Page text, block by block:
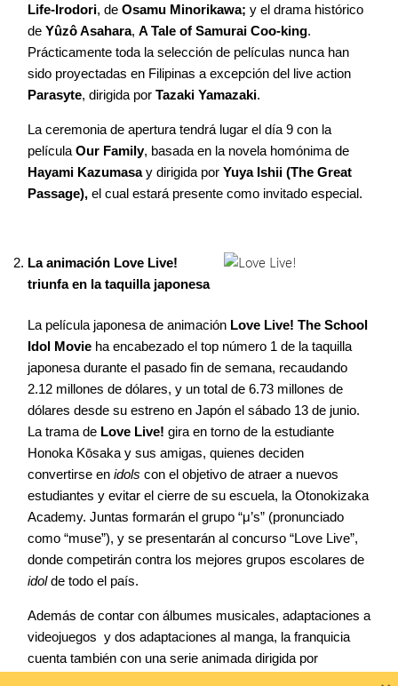
Life-Irodori, de Osamu Minorikawa; y el drama histórico
de Yûzô Asahara, A Tale of Samurai Coo-king.
Prácticamente toda la selección de películas nunca han
sido proyectadas en Filipinas a excepción del live action
Parasyte, dirigida por Tazaki Yamazaki.
La ceremonia de apertura tendrá lugar el día 9 con la
película Our Family, basada en la novela homónima de
Hayami Kazumasay dirigida por Yuya Ishii (The Great
Passage), el cual estará presente como invitado especial.
La animación Love Live!
triunfa en la taquilla japonesa
La película japonesa de animación Love Live! The School
Idol Movie ha encabezado el top número 1 de la taquilla
japonesa durante el pasado fin de semana, recaudando
2.12 millones de dólares, y un total de 6.73 millones de
dólares desde su estreno en Japón el sábado 13 de junio.
La trama de Love Live! gira en torno de la estudiante
Honoka Kōsaka y sus amigas, quienes deciden
convertirse en idols con el objetivo de atraer a nuevos
estudiantes y evitar el cierre de su escuela, la Otonokizaka
Academy. Juntas formarán el grupo “μ’s” (pronunciado
como “muse”), y se presentarán al concurso “Love Live”,
donde competirán contra los mejores grupos escolares de
idolde todo el país.
Además de contar con álbumes musicales, adaptaciones a
videojuegos y dos adaptaciones al manga, la franquicia
cuenta también con una serie animada dirigida por